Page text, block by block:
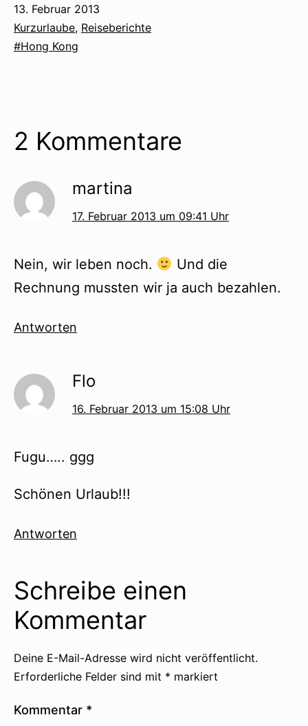
Veröffentlicht
am
13. Februar 2013
Kategorisiert
als
Kurzurlaube, Reiseberichte
Verschlagwortet
Hong Kong
2 Kommentare
martina
17. Februar 2013 um 09:41 Uhr
Nein, wir leben noch.
Und die
Rechnung mussten wir ja auch bezahlen.
Antworten
Flo
16. Februar 2013 um 15:08 Uhr
Fugu….. ggg
Schönen Urlaub!!!
Antworten
Schreibe einen
Kommentar
Deine E-Mail-Adresse wird nicht veröffentlicht.
Erforderliche Felder sind mit * markiert
Kommentar *